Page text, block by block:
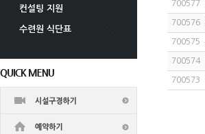
컨설팅 지원
수련원 식단표
700577
700576
700575
700574
700573